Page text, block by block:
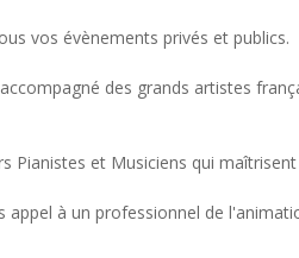
vos évènements privés et publics.
des grands artistes
Pianistes et Musiciens qui
appel à un professionnel de